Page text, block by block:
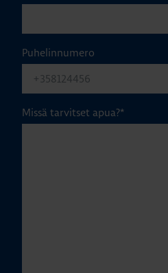
Puhelinnumero
Missä tarvitset apua?*